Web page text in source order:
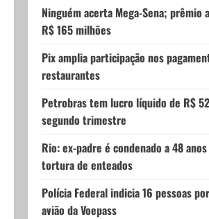
Ninguém acerta Mega-Sena; prêmio
R$ 165 milhões
Pix amplia participação nos
restaurantes
Petrobras tem lucro líquido de R$
segundo trimestre
Rio: ex-padre é condenado a 48
tortura de enteados
Polícia Federal indicia 16 pessoas
avião da Voepass